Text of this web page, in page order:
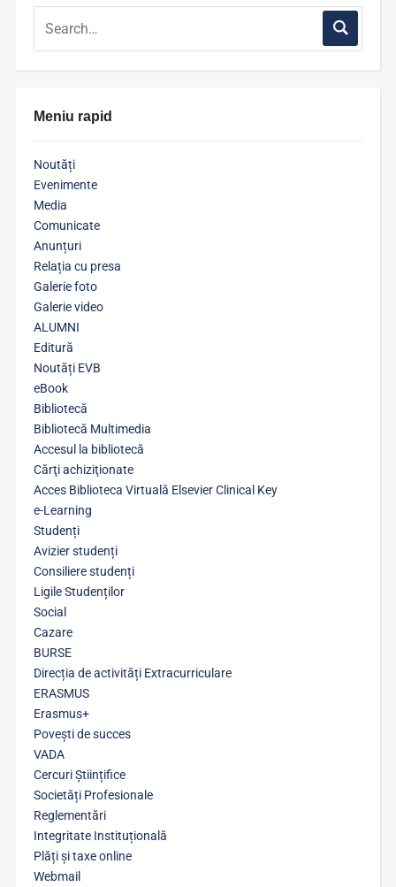
Meniu rapid
Noutăți
Evenimente
Media
Comunicate
Anunțuri
Relația cu presa
Galerie foto
Galerie video
ALUMNI
Editură
Noutăți EVB
eBook
Bibliotecă
Bibliotecă Multimedia
Accesul la bibliotecă
Cărţi achiziţionate
Acces Biblioteca Virtuală Elsevier Clinical Key
e-Learning
Studenți
Avizier studenți
Consiliere studenți
Ligile Studenților
Social
Cazare
BURSE
Direcția de activități Extracurriculare
ERASMUS
Erasmus+
Povești de succes
VADA
Cercuri Științifice
Societăți Profesionale
Reglementări
Integritate Instituțională
Plăți și taxe online
Webmail